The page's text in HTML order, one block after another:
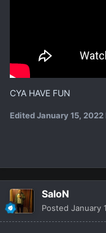
CYA HAVE FUN
EditedJanuary 15, 2022
SaloN
Posted January